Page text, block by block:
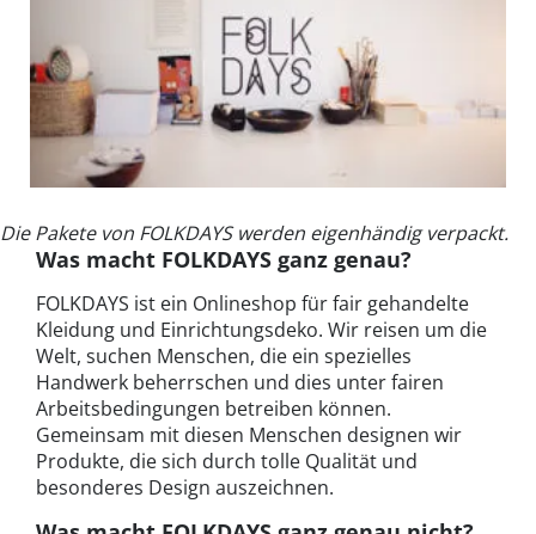
Die Pakete von FOLKDAYS werden eigenhändig verpackt.
Was macht FOLKDAYS ganz genau?
FOLKDAYS ist ein Onlineshop für fair gehandelte
Kleidung und Einrichtungsdeko. Wir reisen um die
Welt, suchen Menschen, die ein spezielles
Handwerk beherrschen und dies unter fairen
Arbeitsbedingungen betreiben können.
Gemeinsam mit diesen Menschen designen wir
Produkte, die sich durch tolle Qualität und
besonderes Design auszeichnen.